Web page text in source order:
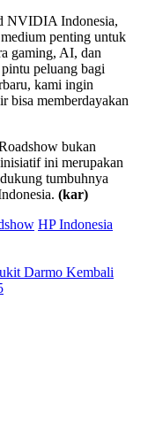
NVIDIA Indonesia,
penting untuk
gaming, AI, dan
peluang bagi
kami ingin
bisa memberdayakan
bukan
ini merupakan
tumbuhnya
(kar)
HP Indonesia
Darmo Kembali